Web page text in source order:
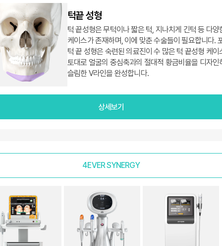
턱끝 성형
턱 끝성형은 무턱이나 짧은 턱, 지나치게 긴턱 등 다양
케이스가 존재하며, 이에 맞춘 수술들이 필요합니다.
턱 끝 성형은 숙련된 의료진이 수 많은 턱 끝성형 케이
토대로 얼굴의 중심축과의 절대적 황금비율을 디자인
슬림한 V라인을 완성합니다.
상세보기
4EVER SYNERGY